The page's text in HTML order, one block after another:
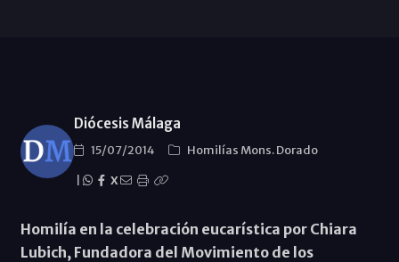
Diócesis Málaga
15/07/2014
Homilías Mons. Dorado
X
Homilía en la celebración eucarística por Chiara
Lubich, Fundadora del Movimiento de los